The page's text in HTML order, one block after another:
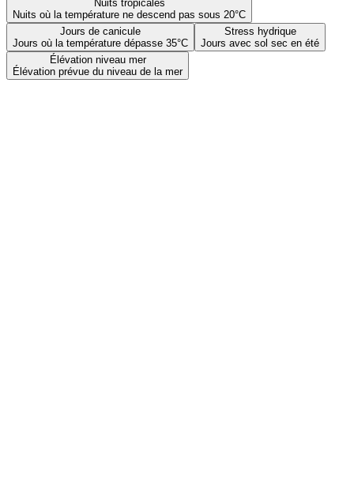
Nuits tropicales
Nuits où la température ne descend pas sous 20°C
Jours de canicule
Jours où la température dépasse 35°C
Stress hydrique
Jours avec sol sec en été
Élévation niveau mer
Élévation prévue du niveau de la mer